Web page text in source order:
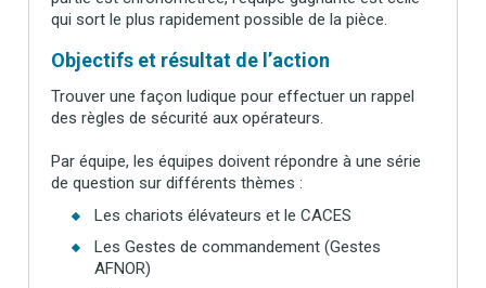
qui sort le plus rapidement possible de la pièce.
Objectifs et résultat de l’action
Trouver une façon ludique pour effectuer un rappel
des règles de sécurité aux opérateurs.
Par équipe, les équipes doivent répondre à une série
de question sur différents thèmes :
Les chariots élévateurs et le CACES
Les Gestes de commandement (Gestes
AFNOR)